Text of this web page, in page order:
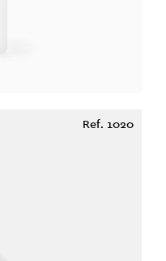
Ref. 1020